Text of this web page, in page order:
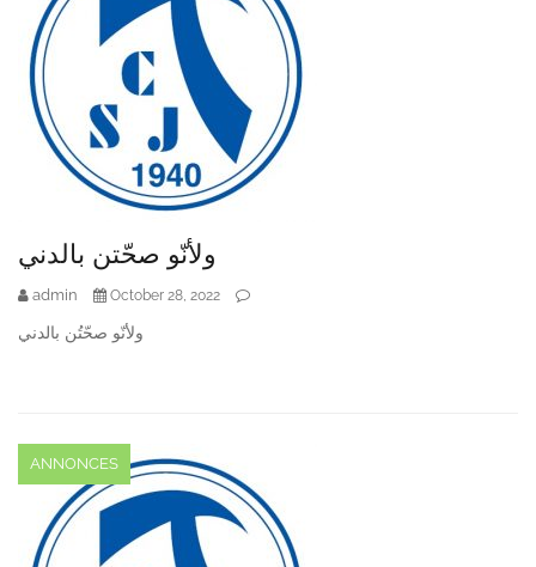
ولأنّو صحّتن بالدني
admin October 28, 2022
ولأنّو صحّتُن بالدني
ANNONCES